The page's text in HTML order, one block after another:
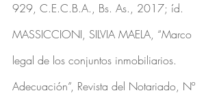
929, C.E.C.B.A., Bs. As., 2017; íd.
MASSICCIONI, SILVIA MAELA, “Marco
legal de los conjuntos inmobiliarios.
Adecuación”, Revista del Notariado, Nº